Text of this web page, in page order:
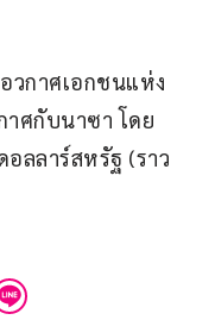
วกาศเอกชนแห่ง
ศกับนาซา โดย
ลลาร์สหรัฐ (ราว